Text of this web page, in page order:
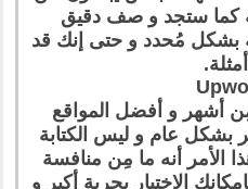
كما ستجد و صف دقيق
بشكل مُحدد و حتى إنك قد
أشهر و أفضل المواقع
بشكل عام و ليس الكتابة
أنه ما مِن منافسة
الإختيار بحرية أكبر و